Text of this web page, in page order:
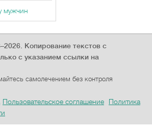
мужчин
Копирование текстов с
с указанием ссылки на
самолечением без контроля
Пользовательское соглашение
Политика